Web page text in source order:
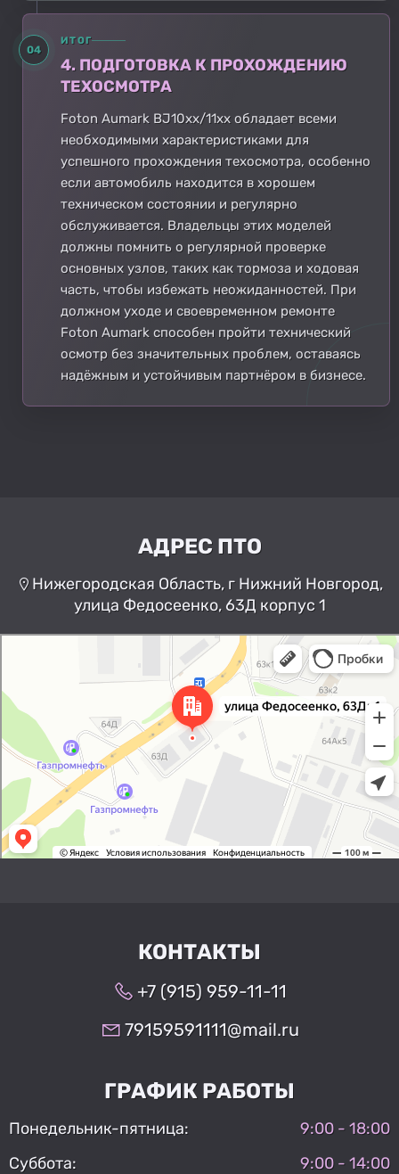
04
ИТОГ
4. ПОДГОТОВКА К ПРОХОЖДЕНИЮ
ТЕХОСМОТРА
Foton Aumark BJ10xx/11xx обладает всеми
необходимыми характеристиками для
успешного прохождения техосмотра, особенно
если автомобиль находится в хорошем
техническом состоянии и регулярно
обслуживается. Владельцы этих моделей
должны помнить о регулярной проверке
основных узлов, таких как тормоза и ходовая
часть, чтобы избежать неожиданностей. При
должном уходе и своевременном ремонте
Foton Aumark способен пройти технический
осмотр без значительных проблем, оставаясь
надёжным и устойчивым партнёром в бизнесе.
АДРЕС ПТО
Нижегородская Область, г Нижний Новгород,
улица Федосеенко, 63Д корпус 1
Нижний Новгород
Улица Федосеенко, 63Дк1 —
Яндекс Карты
КОНТАКТЫ
+7 (915) 959-11-11
79159591111@mail.ru
ГРАФИК РАБОТЫ
Понедельник-пятница:
9:00 - 18:00
Суббота:
9:00 - 14:00